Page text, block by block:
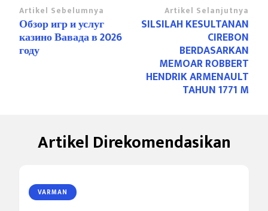
Navigasi
Artikel
Artikel Sebelumnya
Обзор игр и услуг
казино Вавада в 2026
году
Artikel Selanjutnya
SILSILAH KESULTANAN
CIREBON
BERDASARKAN
MEMOAR ROBBERT
HENDRIK ARMENAULT
TAHUN 1771 M
Artikel Direkomendasikan
VARMAN